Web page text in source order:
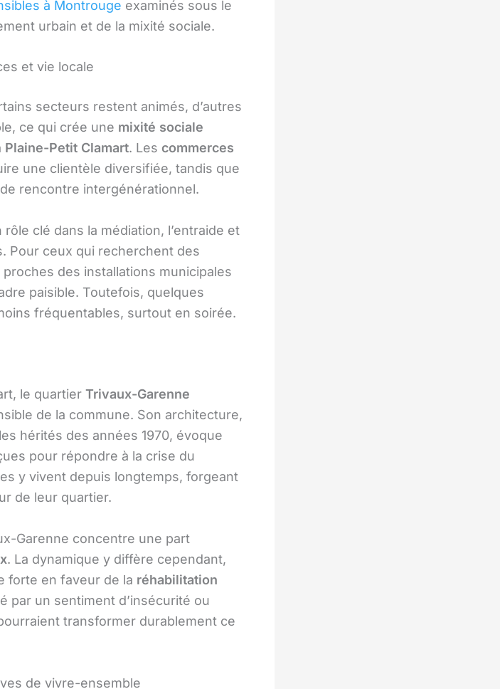
à Montrouge examinés sous le
urbain et de la mixité sociale.
et vie locale
secteurs restent animés, d’autres
ce qui crée une mixité sociale
Plaine-Petit Clamart. Les commerces
une clientèle diversifiée, tandis que
rencontre intergénérationnel.
clé dans la médiation, l’entraide et
Pour ceux qui recherchent des
des installations municipales
paisible. Toutefois, quelques
fréquentables, surtout en soirée.
le quartier Trivaux-Garenne
de la commune. Son architecture,
hérités des années 1970, évoque
pour répondre à la crise du
y vivent depuis longtemps, forgeant
de leur quartier.
Garenne concentre une part
. La dynamique y diffère cependant,
forte en faveur de la réhabilitation
par un sentiment d’insécurité ou
transformer durablement ce
de vivre-ensemble